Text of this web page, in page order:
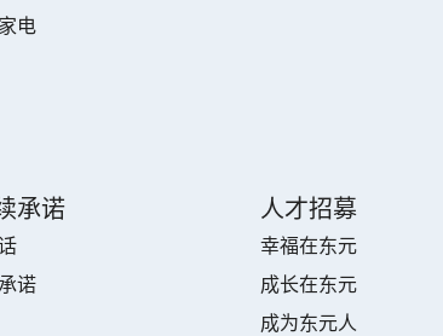
电
承诺
诺
人才招募
幸福在东元
成长在东元
成为东元人